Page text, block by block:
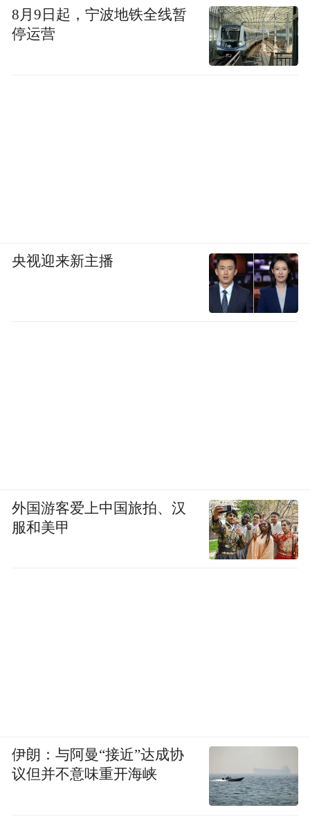
8月9日起，宁波地铁全线暂
停运营
央视迎来新主播
外国游客爱上中国旅拍、汉
服和美甲
伊朗：与阿曼“接近”达成协
议但并不意味重开海峡